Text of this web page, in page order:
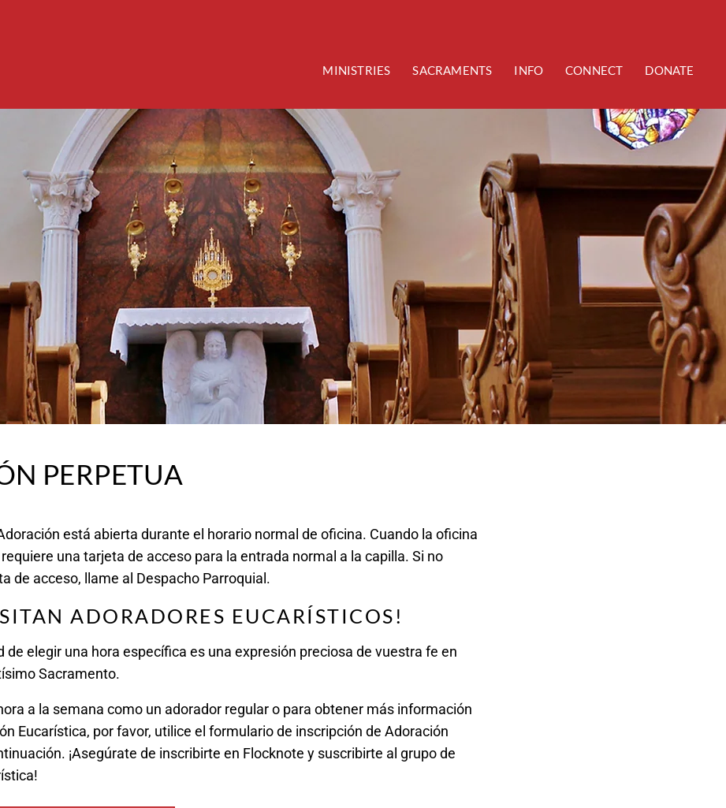
MINISTRIES SACRAMENTS INFO CONNECT DONATE
PERPETUA
está abierta durante el horario normal de oficina. Cuando la oficina
una tarjeta de acceso para la entrada normal a la capilla. Si no
de acceso, llame al Despacho Parroquial.
ADORADORES EUCARÍSTICOS!
de elegir una hora específica es una expresión preciosa de vuestra fe en
Sacramento.
a la semana como un adorador regular o para obtener más información
Eucarística, por favor, utilice el formulario de inscripción de Adoración
¡Asegúrate de inscribirte en Flocknote y suscribirte al grupo de